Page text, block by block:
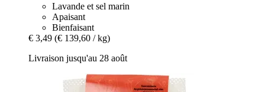
Lavande et sel marin
Apaisant
Bienfaisant
€ 3,49 (€ 139,60 / kg)
Livraison jusqu'au 28 août